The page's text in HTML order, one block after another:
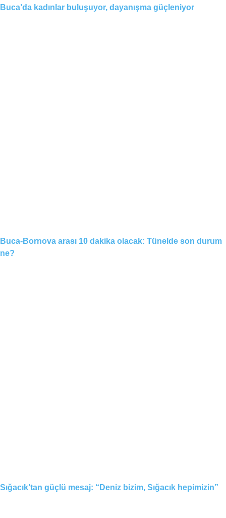
Buca’da kadınlar buluşuyor, dayanışma güçleniyor
Buca-Bornova arası 10 dakika olacak: Tünelde son durum
ne?
Sığacık’tan güçlü mesaj: “Deniz bizim, Sığacık hepimizin”